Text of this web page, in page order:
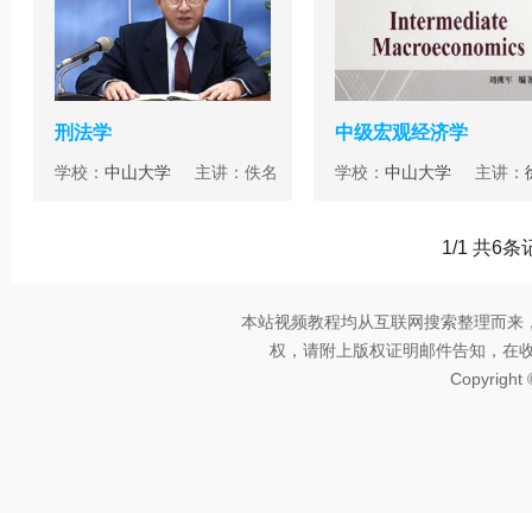
刑法学
学校： 中山大学 主讲：佚名
中级宏观经济学
学校： 中山大学 主讲：
1/1 共6条
本站视频教程均从互联网搜索整理而
权，请附上版权证明邮件告知，在
Copyright